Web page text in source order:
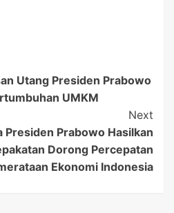
Utang Presiden Prabowo
UMKM
Next
Presiden Prabowo Hasilkan
Dorong Percepatan
Ekonomi Indonesia